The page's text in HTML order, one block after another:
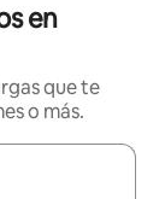
en
que te
o más.
con las